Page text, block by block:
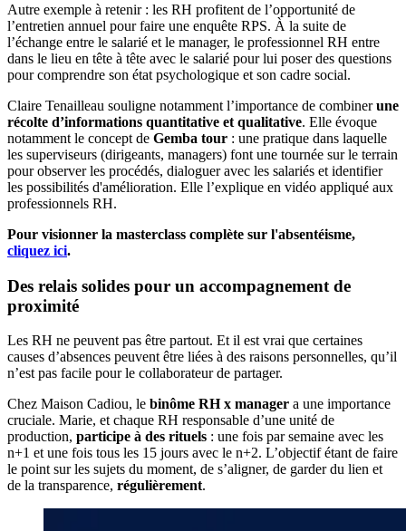
Autre exemple à retenir : les RH profitent de l’opportunité de
l’entretien annuel pour faire une enquête RPS. À la suite de
l’échange entre le salarié et le manager, le professionnel RH entre
dans le lieu en tête à tête avec le salarié pour lui poser des questions
pour comprendre son état psychologique et son cadre social.
Claire Tenailleau souligne notamment l’importance de combinerune
récolte d’informations quantitative et qualitative. Elle évoque
notamment le concept de Gemba tour : une pratique dans laquelle
les superviseurs (dirigeants, managers) font une tournée sur le terrain
pour observer les procédés, dialoguer avec les salariés et identifier
les possibilités d'amélioration. Elle l’explique en vidéo appliqué aux
professionnels RH.
Pour visionner la masterclass complète sur l'absentéisme,
cliquez ici.
Des relais solides pour un accompagnement de
proximité
Les RH ne peuvent pas être partout. Et il est vrai que certaines
causes d’absences peuvent être liées à des raisons personnelles, qu’il
n’est pas facile pour le collaborateur de partager.
Chez Maison Cadiou, le binôme RH x manager a une importance
cruciale. Marie, et chaque RH responsable d’une unité de
production, participe à des rituels : une fois par semaine avec les
n+1 et une fois tous les 15 jours avec le n+2. L’objectif étant de faire
le point sur les sujets du moment, de s’aligner, de garder du lien et
de la transparence, régulièrement.